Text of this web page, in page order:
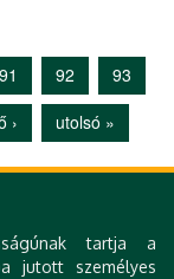
91 92
93
› utolsó »
tartja a
jutott személyes